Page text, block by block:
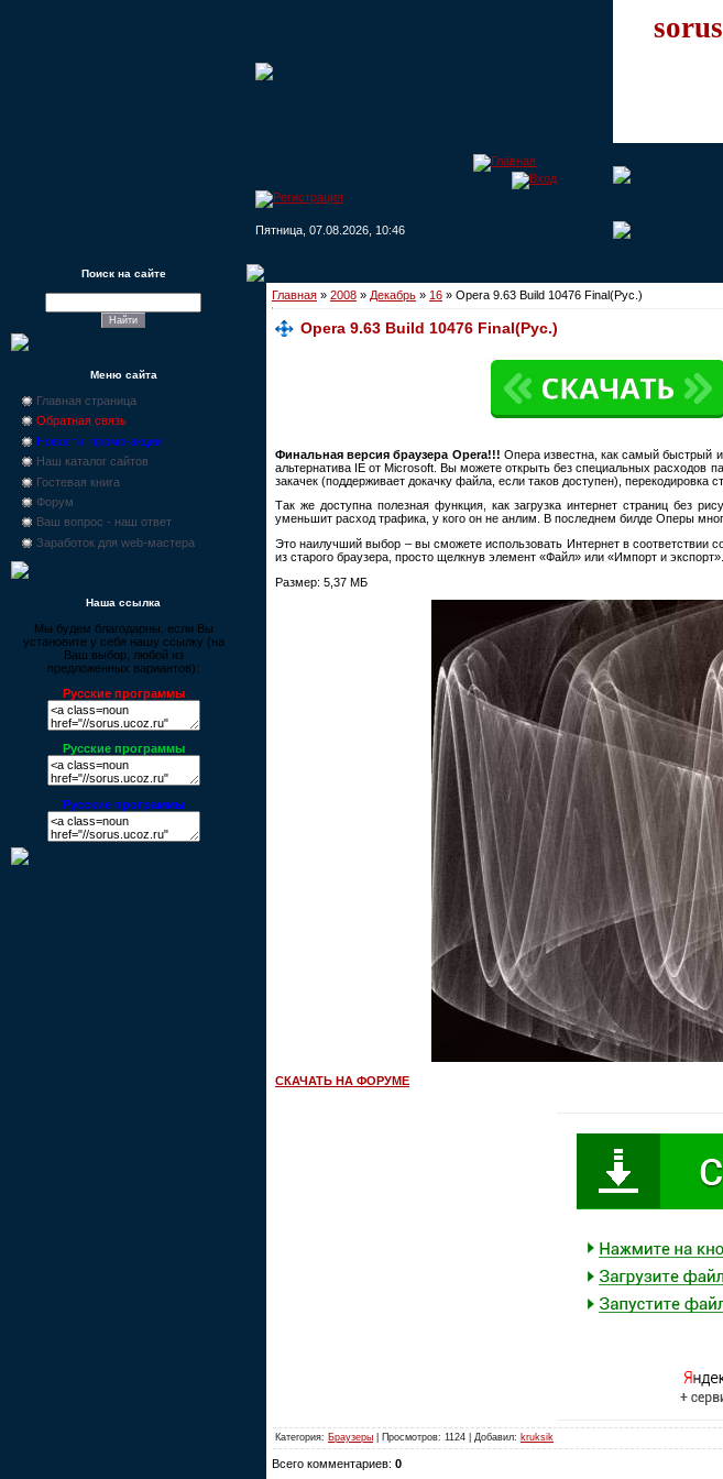
Пятница, 07.08.2026, 10:46
Поиск на сайте
Меню сайта
Главная страница
Обратная связь
Новости, промо-акции
Наш каталог сайтов
Гостевая книга
Форум
Ваш вопрос - наш ответ
Заработок для web-мастера
Наша ссылка
Мы будем благодарны, если Вы
установите у себя нашу ссылку (на
Ваш выбор, любой из
предложенных вариантов):
Русские программы
Русские программы
Русские программы
Главная » 2008 » Декабрь » 16 » Opera 9.63 Build 10476 Final(Рус.)
Opera 9.63 Build 10476 Final(Рус.)
Финальная версия браузера Opera!!! Опера известна, как самый быстрый
альтернатива IE от Microsoft. Вы можете открыть без специальных расходов
закачек (поддерживает докачку файла, если таков доступен), перекодировка
Так же доступна полезная функция, как загрузка интернет страниц без
уменьшит расход трафика, у кого он не анлим. В последнем билде Оперы
Это наилучший выбор – вы сможете использовать Интернет в соответствии
из старого браузера, просто щелкнув элемент «Файл» или «Импорт и экспорт».
Размер: 5,37 МБ
СКАЧАТЬ НА ФОРУМЕ
Категория: Браузеры | Просмотров: 1124 | Добавил: kruksik
Всего комментариев: 0